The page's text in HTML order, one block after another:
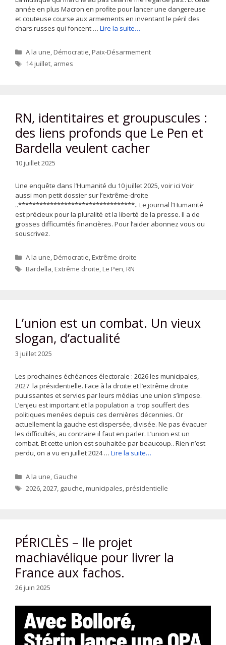
année en plus Macron en profite pour lancer une dangereuse
et couteuse course aux armements en inventant le péril des
chars russes qui foncent … Lire la suite…
Catégories
A la une,Démocratie,Paix-Désarmement
Étiquettes
14 juillet, armes
RN, identitaires et groupuscules :
des liens profonds que Le Pen et
Bardella veulent cacher
10 juillet 2025
Une enquête dans l’Humanité du 10 juillet 2025, voir ici Voir
aussi mon petit dossier sur l’extrême-droite
..*********************************.. Le journal l’Humanité
est précieux pour la pluralité et la liberté de la presse. Il a de
grosses difficumtés financières. Pour l’aider abonnez vous ou
souscrivez.
Catégories
A la une,Démocratie,Extrême droite
Étiquettes
Bardella,Extrême droite,Le Pen,RN
L’union est un combat. Un vieux
slogan, d’actualité
3 juillet 2025
Les prochaines échéances électorale : 2026 les municipales,
2027 la présidentielle. Face à la droite et l’extrême droite
puuissantes et servies par leurs médias une union s’impose.
L’enjeu est important et la population a trop souffert des
politiques menées depuis ces dernières décennies. Or
actuellement la gauche est dispersée, divisée. Ne pas évacuer
les difficultés, au contraire il faut en parler. L’union est un
combat. Et cette union est souhaitée par beaucoup.. Rien n’est
perdu, on a vu en juillet 2024 … Lire la suite…
Catégories
A la une, Gauche
Étiquettes
2026,2027, gauche,municipales,présidentielle
PÉRICLÈS – lle projet
machiavélique pour livrer la
France aux fachos.
26 juin 2025